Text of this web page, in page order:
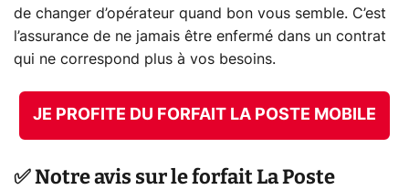
de changer d’opérateur quand bon vous semble. C’est
l’assurance de ne jamais être enfermé dans un contrat
qui ne correspond plus à vos besoins.
JE PROFITE DU FORFAIT LA POSTE MOBILE
✅ Notre avis sur le forfait La Poste